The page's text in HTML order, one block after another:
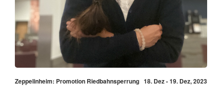
Zeppelinheim: Promotion Riedbahnsperrung 18. Dez - 19. Dez, 2023